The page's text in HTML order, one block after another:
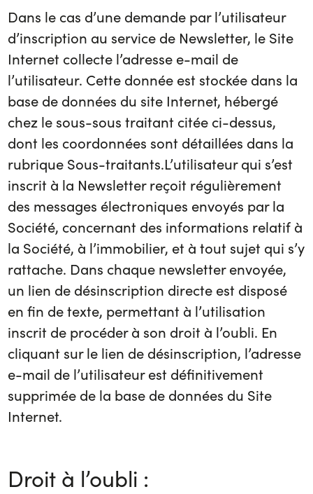
Dans le cas d’une demande par l’utilisateur
d’inscription au service de Newsletter, le Site
Internet collecte l’adresse e-mail de
l’utilisateur. Cette donnée est stockée dans la
base de données du site Internet, hébergé
chez le sous-sous traitant citée ci-dessus,
dont les coordonnées sont détaillées dans la
rubrique Sous-traitants.L’utilisateur qui s’est
inscrit à la Newsletter reçoit régulièrement
des messages électroniques envoyés par la
Société, concernant des informations relatif à
la Société, à l’immobilier, et à tout sujet qui s’y
rattache. Dans chaque newsletter envoyée,
un lien de désinscription directe est disposé
en fin de texte, permettant à l’utilisation
inscrit de procéder à son droit à l’oubli. En
cliquant sur le lien de désinscription, l’adresse
e-mail de l’utilisateur est définitivement
supprimée de la base de données du Site
Internet.
Droit à l’oubli :